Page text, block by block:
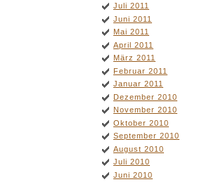
Juli 2011
Juni 2011
Mai 2011
April 2011
März 2011
Februar 2011
Januar 2011
Dezember 2010
November 2010
Oktober 2010
September 2010
August 2010
Juli 2010
Juni 2010